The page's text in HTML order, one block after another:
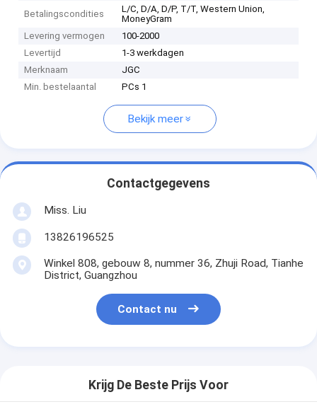
Betalingscondities
L/C, D/A, D/P, T/T, Western Union,
MoneyGram
Levering vermogen
100-2000
Levertijd
1-3 werkdagen
Merknaam
JGC
Min. bestelaantal
PCs 1
Bekijk meer
Contactgegevens
Miss. Liu
13826196525
Winkel 808, gebouw 8, nummer 36, Zhuji Road, Tianhe
District, Guangzhou
Contact nu
Krijg De Beste Prijs Voor